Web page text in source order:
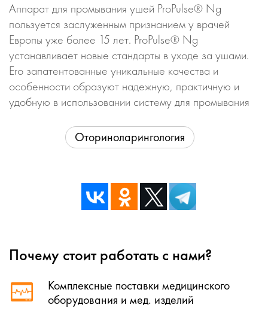
Аппарат для промывания ушей ProPulse® Ng
пользуется заслуженным признанием у врачей
Европы уже более 15 лет. ProPulse® Ng
устанавливает новые стандарты в уходе за ушами.
Ero запатентованные уникальные качества и
особенности образуют надежную, практичную и
удобную в использовании систему для промывания
Оториноларингология
Почему стоит работать с нами?
Комплексные поставки медицинского
оборудования и мед. изделий